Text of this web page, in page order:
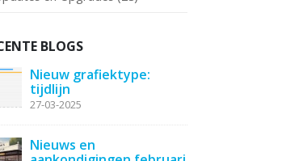
BLOGS
Nieuw grafiektype:
tijdlijn
27-03-2025
Nieuws en